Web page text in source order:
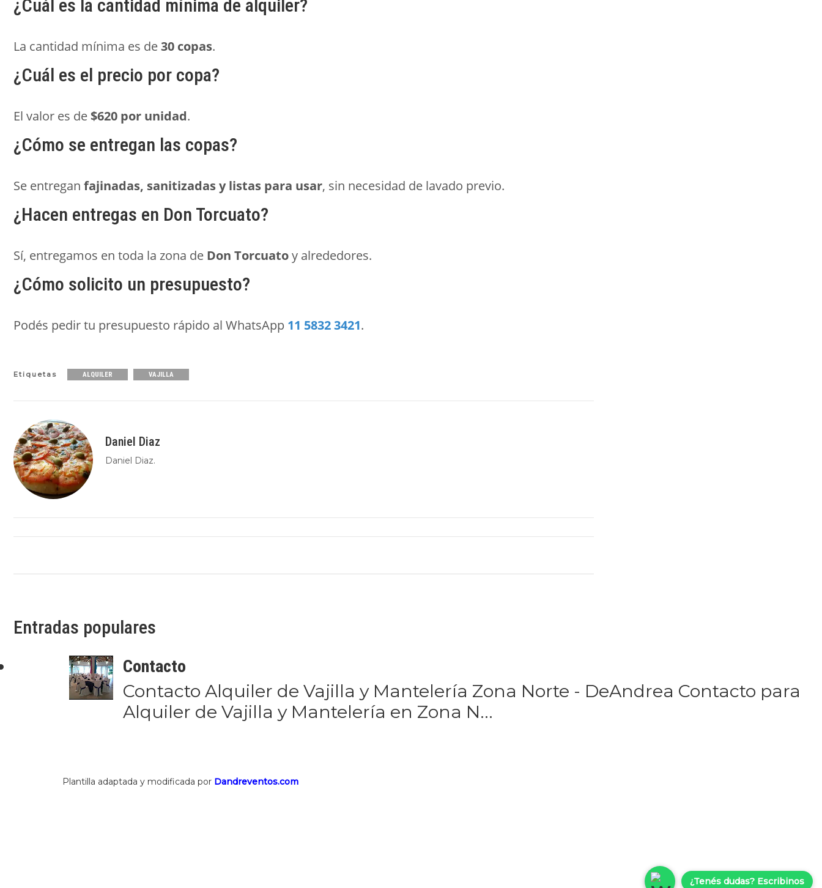
¿Cuál es la cantidad mínima de alquiler?
La cantidad mínima es de30 copas.
¿Cuál es el precio por copa?
El valor es de $620 por unidad.
¿Cómo se entregan las copas?
Se entregan fajinadas, sanitizadas y listas para usar, sin necesidad de lavado previo.
¿Hacen entregas en Don Torcuato?
Sí, entregamos en toda la zona de Don Torcuatoy alrededores.
¿Cómo solicito un presupuesto?
Podés pedir tu presupuesto rápido al WhatsApp 11 5832 3421.
Etiquetas ALQUILER VAJILLA
Daniel Diaz
Daniel Diaz.
Entradas populares
Contacto
Contacto Alquiler de Vajilla y Mantelería Zona Norte - DeAndrea Contacto para
Alquiler de Vajilla y Mantelería en Zona N...
Plantilla adaptada y modificada por Dandreventos.com
¿Tenés dudas? Escribinos